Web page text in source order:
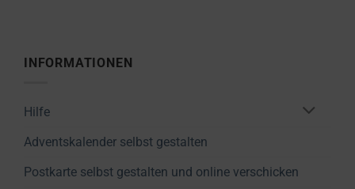
INFORMATIONEN
Hilfe
Adventskalender selbst gestalten
Postkarte selbst gestalten und online verschicken